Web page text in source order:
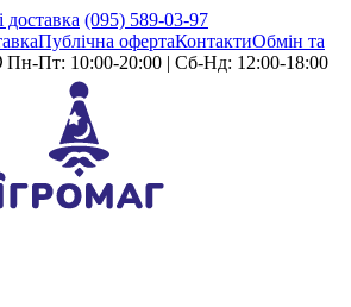
доставка (095) 589-03-97
Публічна офертаКонтактиОбмін та
Пн-Пт: 10:00-20:00 | Сб-Нд: 12:00-18:00